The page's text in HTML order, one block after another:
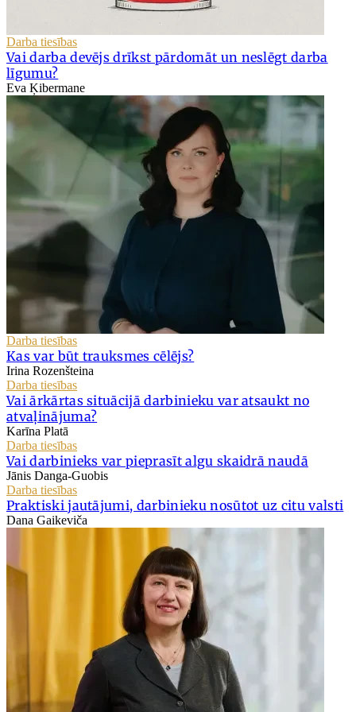
Darba tiesības
Vai darba devējs drīkst pārdomāt un neslēgt darba
līgumu?
Eva Ķibermane
Darba tiesības
Kas var būt trauksmes cēlējs?
Irina Rozenšteina
Darba tiesības
Vai ārkārtas situācijā darbinieku var atsaukt no
atvaļinājuma?
Karīna Platā
Darba tiesības
Vai darbinieks var pieprasīt algu skaidrā naudā
Jānis Danga-Guobis
Darba tiesības
Praktiski jautājumi, darbinieku nosūtot uz citu valsti
Dana Gaikeviča